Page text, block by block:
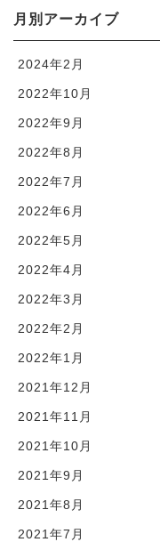
月別アーカイブ
2024年2月
2022年10月
2022年9月
2022年8月
2022年7月
2022年6月
2022年5月
2022年4月
2022年3月
2022年2月
2022年1月
2021年12月
2021年11月
2021年10月
2021年9月
2021年8月
2021年7月